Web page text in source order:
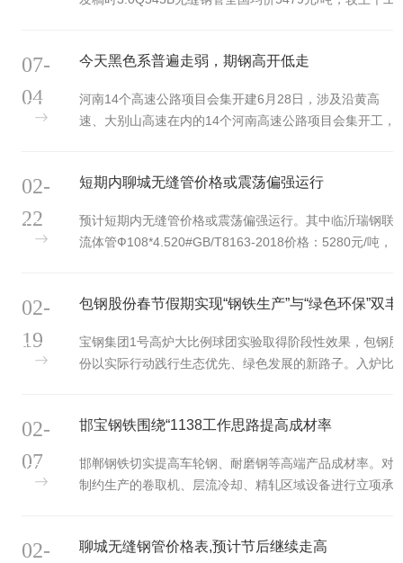
今天黑色系普遍走弱，期钢高开低走
河南14个高速公路项目会集开建6月28日，涉及沿黄高
速、大别山高速在内的14个河南高速公路项目会集开工，
07-
04
短期内聊城无缝管价格或震荡偏强运行
预计短期内无缝管价格或震荡偏强运行。其中临沂瑞钢联
流体管Ф108*4.520#GB/T8163-2018价格：5280元/吨，
02-
22
包钢股份春节假期实现“钢铁生产”与“绿色环保”双丰
宝钢集团1号高炉大比例球团实验取得阶段性效果，包钢股
份以实际行动践行生态优先、绿色发展的新路子。入炉比
02-
19
邯宝钢铁围绕“1138工作思路提高成材率
邯郸钢铁切实提高车轮钢、耐磨钢等高端产品成材率。对
制约生产的卷取机、层流冷却、精轧区域设备进行立项承
02-
07
聊城无缝钢管价格表,预计节后继续走高
02-